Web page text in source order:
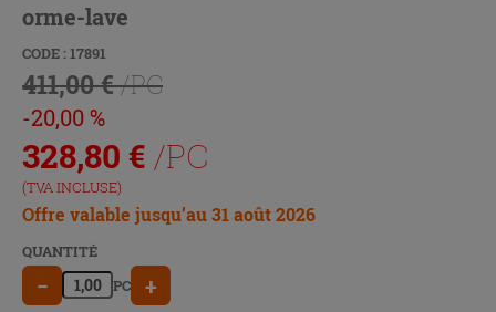
orme-lave
CODE : 17891
411,00 €/PC
-20,00 %
328,80 € /PC
(TVA INCLUSE)
Offre valable jusqu’au 31 août 2026
QUANTITÉ
− PC +